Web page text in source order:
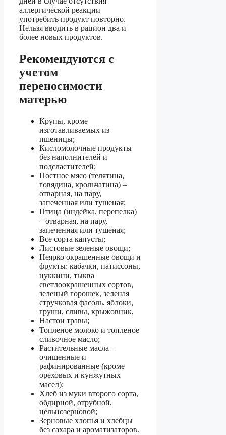
аллергической реакции
употребить продукт повторно.
Нельзя вводить в рацион два и
более новых продуктов.
Рекомендуются с
учетом
переносимости
матерью
Крупы, кроме
изготавливаемых из
пшеницы;
Кисломолочные продукты
без наполнителей и
подсластителей;
Постное мясо (телятина,
говядина, крольчатина) –
отварная, на пару,
запеченная или тушеная;
Птица (индейка, перепелка)
– отварная, на пару,
запеченная или тушеная;
Все сорта капусты;
Листовые зеленые овощи;
Неярко окрашенные овощи и
фрукты: кабачки, патиссоны,
цуккини, тыква
светлоокрашенных сортов,
зеленый горошек, зеленая
стручковая фасоль, яблоки,
груши, сливы, крыжовник,
Настои травы;
Топленое молоко и топленое
сливочное масло;
Растительные масла –
очищенные и
рафинированные (кроме
ореховых и кунжутных
масел);
Хлеб из муки второго сорта,
обдирной, отрубной,
цельнозерновой;
Зерновые хлопья и хлебцы
без сахара и ароматизаторов.